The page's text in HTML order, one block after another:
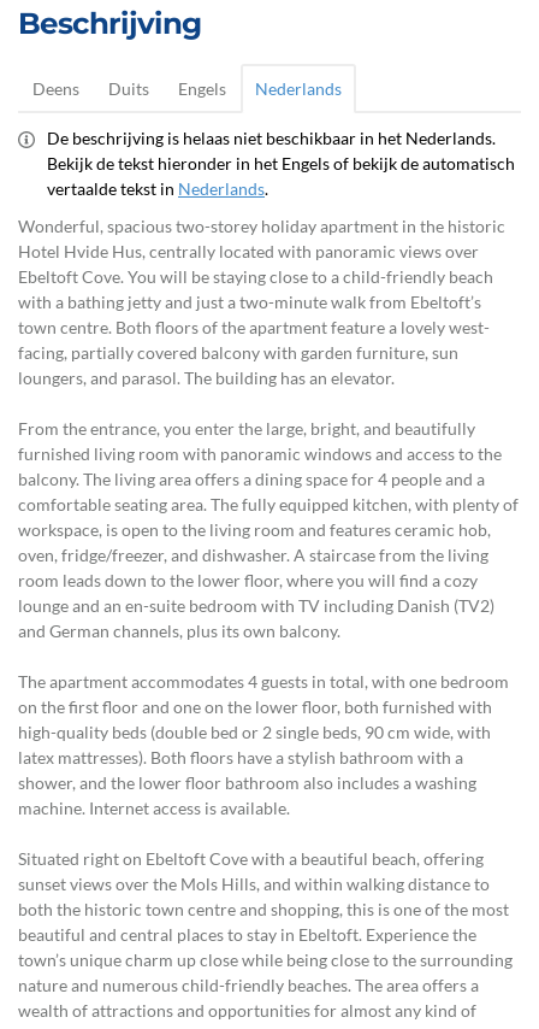
Beschrijving
Deens Duits Engels Nederlands
De beschrijving is helaas niet beschikbaar in het Nederlands.
Bekijk de tekst hieronder in het Engels of bekijk de automatisch
vertaalde tekst in Nederlands.
Wonderful, spacious two-storey holiday apartment in the historic
Hotel Hvide Hus, centrally located with panoramic views over
Ebeltoft Cove. You will be staying close to a child-friendly beach
with a bathing jetty and just a two-minute walk from Ebeltoft’s
town centre. Both floors of the apartment feature a lovely west-
facing, partially covered balcony with garden furniture, sun
loungers, and parasol. The building has an elevator.
From the entrance, you enter the large, bright, and beautifully
furnished living room with panoramic windows and access to the
balcony. The living area offers a dining space for 4 people and a
comfortable seating area. The fully equipped kitchen, with plenty of
workspace, is open to the living room and features ceramic hob,
oven, fridge/freezer, and dishwasher. A staircase from the living
room leads down to the lower floor, where you will find a cozy
lounge and an en-suite bedroom with TV including Danish (TV2)
and German channels, plus its own balcony.
The apartment accommodates 4 guests in total, with one bedroom
on the first floor and one on the lower floor, both furnished with
high-quality beds (double bed or 2 single beds, 90 cm wide, with
latex mattresses). Both floors have a stylish bathroom with a
shower, and the lower floor bathroom also includes a washing
machine. Internet access is available.
Situated right on Ebeltoft Cove with a beautiful beach, offering
sunset views over the Mols Hills, and within walking distance to
both the historic town centre and shopping, this is one of the most
beautiful and central places to stay in Ebeltoft. Experience the
town’s unique charm up close while being close to the surrounding
nature and numerous child-friendly beaches. The area offers a
wealth of attractions and opportunities for almost any kind of